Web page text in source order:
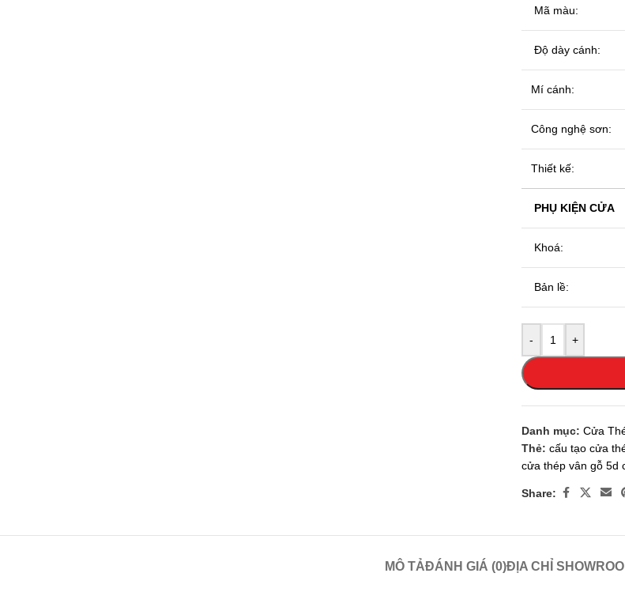
Mã màu:
Độ dày cánh:
Mí cánh:
Công nghệ sơn:
Thiết kế:
PHỤ KIỆN CỬA
Khoá:
Bản lề:
- +
Danh mục: Cửa
Thẻ: cấu tạo cửa
cửa thép vân gỗ 5d
Share:
MÔ TẢĐÁNH GIÁ (0)ĐỊA CHỈ